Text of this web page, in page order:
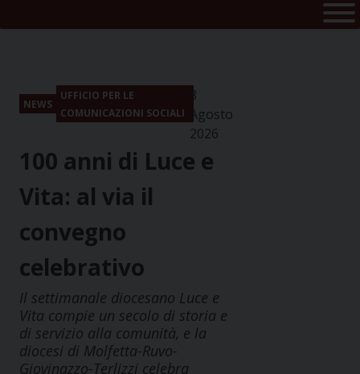
NEWS
UFFICIO PER LE
COMUNICAZIONI SOCIALI
8
Agosto
2026
100 anni di Luce e
Vita: al via il
convegno
celebrativo
Il settimanale diocesano Luce e
Vita compie un secolo di storia e
di servizio alla comunità, e la
diocesi di Molfetta-Ruvo-
Giovinazzo-Terlizzi celebra